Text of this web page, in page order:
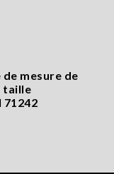
de mesure de
taille
71242